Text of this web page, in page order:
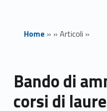
Home » » Articoli »
Bando di
corsi di